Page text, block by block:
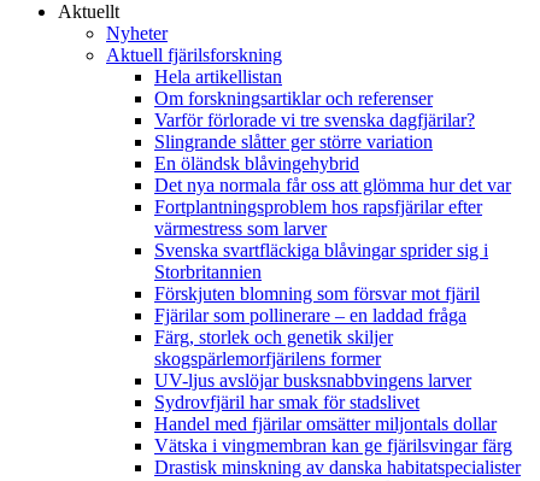
Aktuellt
Nyheter
Aktuell fjärilsforskning
Hela artikellistan
Om forskningsartiklar och referenser
Varför förlorade vi tre svenska dagfjärilar?
Slingrande slåtter ger större variation
En öländsk blåvingehybrid
Det nya normala får oss att glömma hur det var
Fortplantningsproblem hos rapsfjärilar efter
värmestress som larver
Svenska svartfläckiga blåvingar sprider sig i
Storbritannien
Förskjuten blomning som försvar mot fjäril
Fjärilar som pollinerare – en laddad fråga
Färg, storlek och genetik skiljer
skogspärlemorfjärilens former
UV-ljus avslöjar busksnabbvingens larver
Sydrovfjäril har smak för stadslivet
Handel med fjärilar omsätter miljontals dollar
Vätska i vingmembran kan ge fjärilsvingar färg
Drastisk minskning av danska habitatspecialister